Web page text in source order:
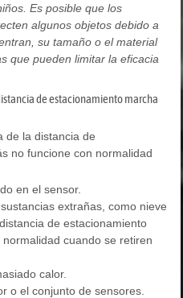
Es posible que los
algunos objetos debido a
su tamaño o el material
que pueden limitar la eficacia
de estacionamiento marcha
de la distancia de
no funcione con normalidad
en el sensor.
extrañas, como nieve
de estacionamiento
cuando se retiren
calor.
o el conjunto de sensores.